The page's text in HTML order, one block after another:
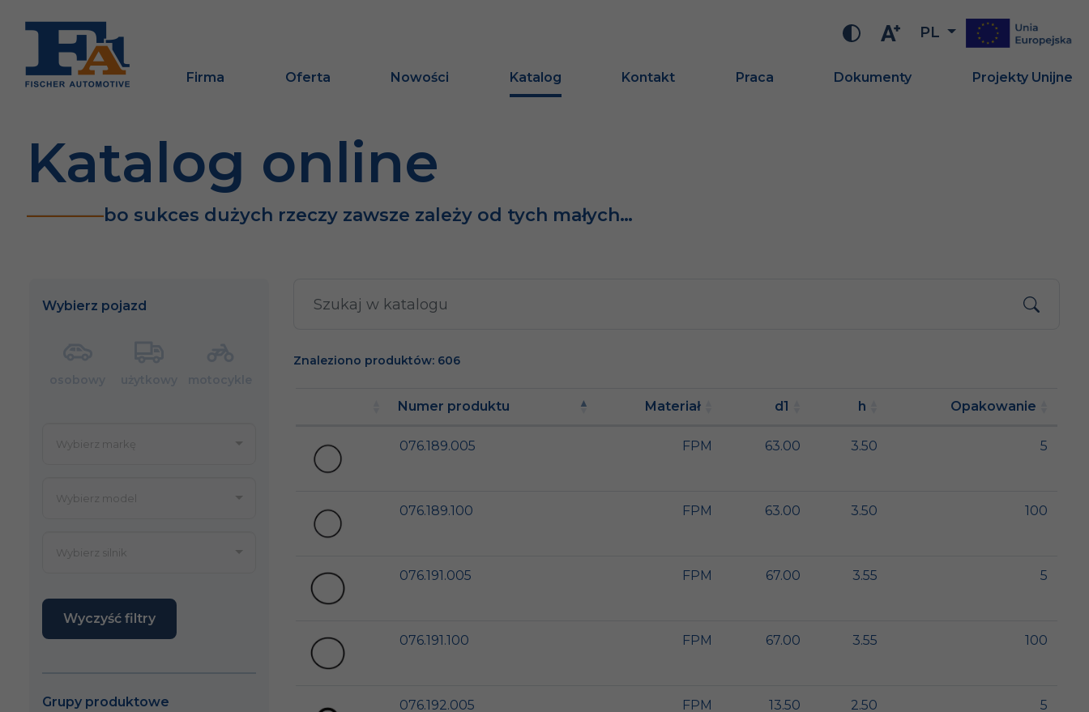
PL
Firma Oferta Nowości Katalog Kontakt Praca Dokumenty Projekty Unijne
Katalog online
bo sukces dużych rzeczy zawsze zależy od tych małych…
Wybierz pojazd
Wyczyść filtry
Grupy produktowe
Znaleziono produktów: 606
Numer produktu Materiał d1 h Opakowanie
076.189.005 FPM 63.00 3.50 5
076.189.100 FPM 63.00 3.50 100
076.191.005 FPM 67.00 3.55 5
076.191.100 FPM 67.00 3.55 100
076.192.005 FPM 13.50 2.50 5